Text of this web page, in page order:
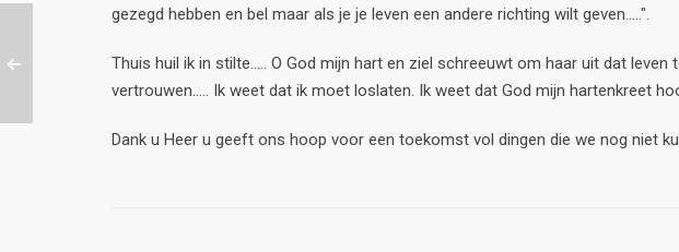
gezegd hebben en bel maar als je je leven een andere richting wilt geven.....".
Thuis huil ik in stilte..... O God mijn hart en ziel schreeuwt om haar uit dat
vertrouwen..... Ik weet dat ik moet loslaten. Ik weet dat God mijn hartenkreet
Dank u Heer u geeft ons hoop voor een toekomst vol dingen die we nog niet